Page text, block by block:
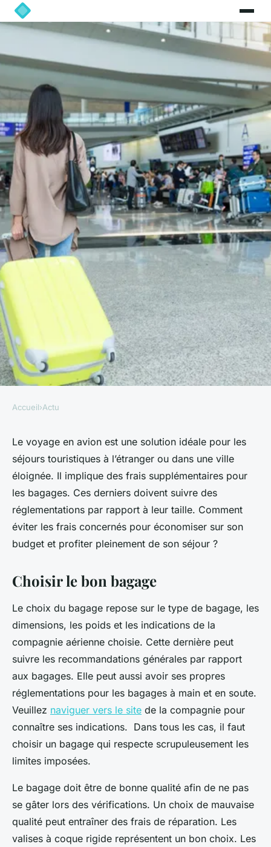
Comment éviter les frais
supplémentaires pour ses
bagages en avion ?
aurèle•18 septembre 2023•2 min de lecture
Accueil›Actu
Le voyage en avion est une solution idéale pour les
séjours touristiques à l’étranger ou dans une ville
éloignée. Il implique des frais supplémentaires pour
les bagages. Ces derniers doivent suivre des
réglementations par rapport à leur taille. Comment
éviter les frais concernés pour économiser sur son
budget et profiter pleinement de son séjour ?
Choisir le bon bagage
Le choix du bagage repose sur le type de bagage, les
dimensions, les poids et les indications de la
compagnie aérienne choisie. Cette dernière peut
suivre les recommandations générales par rapport
aux bagages. Elle peut aussi avoir ses propres
réglementations pour les bagages à main et en soute.
Veuillez naviguer vers le site de la compagnie pour
connaître ses indications. Dans tous les cas, il faut
choisir un bagage qui respecte scrupuleusement les
limites imposées.
Le bagage doit être de bonne qualité afin de ne pas
se gâter lors des vérifications. Un choix de mauvaise
qualité peut entraîner des frais de réparation. Les
valises à coque rigide représentent un bon choix. Les